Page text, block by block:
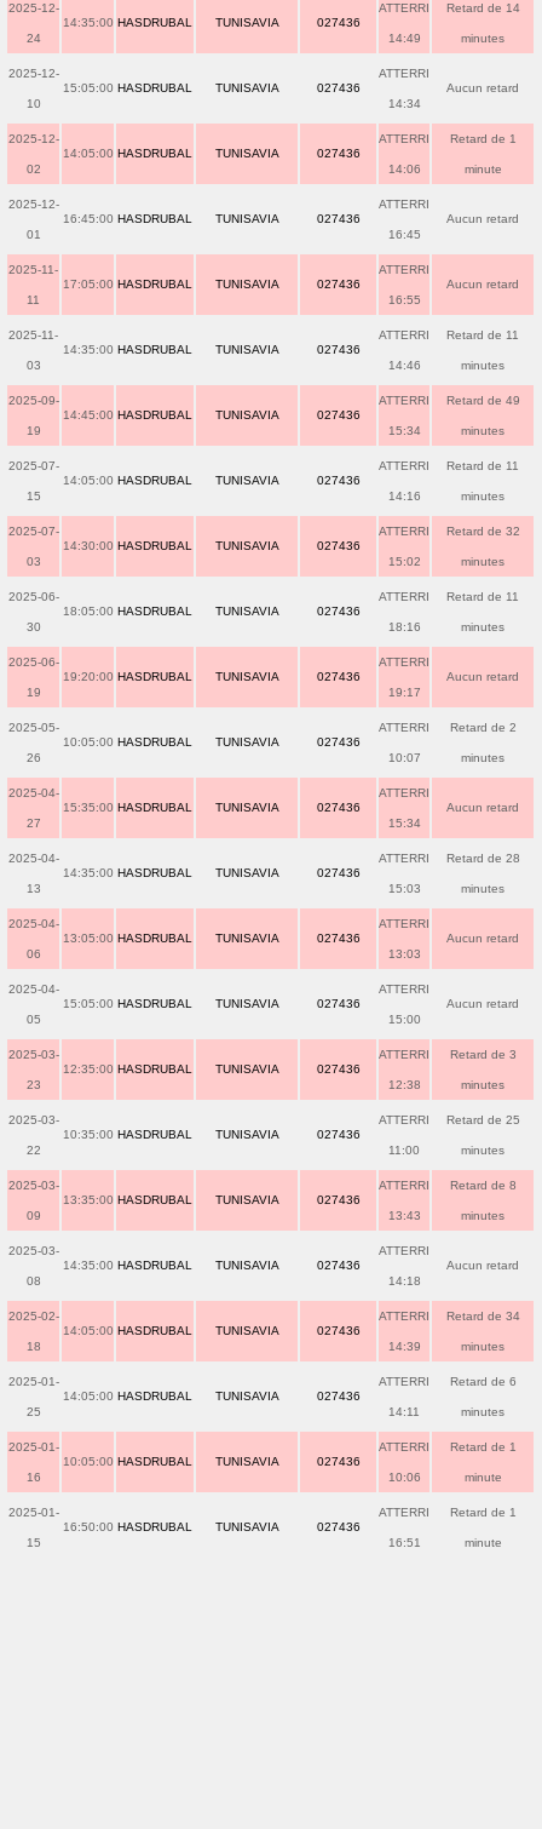
2025-12-
24
14:35:00 HASDRUBAL TUNISAVIA 027436
ATTERRI
14:49
Retard de 14
minutes
2025-12-
10
15:05:00 HASDRUBAL TUNISAVIA 027436
ATTERRI
14:34
Aucun retard
2025-12-
02
14:05:00 HASDRUBAL TUNISAVIA 027436
ATTERRI
14:06
Retard de 1
minute
2025-12-
01
16:45:00 HASDRUBAL TUNISAVIA 027436
ATTERRI
16:45
Aucun retard
2025-11-
11
17:05:00 HASDRUBAL TUNISAVIA 027436
ATTERRI
16:55
Aucun retard
2025-11-
03
14:35:00 HASDRUBAL TUNISAVIA 027436
ATTERRI
14:46
Retard de 11
minutes
2025-09-
19
14:45:00 HASDRUBAL TUNISAVIA 027436
ATTERRI
15:34
Retard de 49
minutes
2025-07-
15
14:05:00 HASDRUBAL TUNISAVIA 027436
ATTERRI
14:16
Retard de 11
minutes
2025-07-
03
14:30:00 HASDRUBAL TUNISAVIA 027436
ATTERRI
15:02
Retard de 32
minutes
2025-06-
30
18:05:00 HASDRUBAL TUNISAVIA 027436
ATTERRI
18:16
Retard de 11
minutes
2025-06-
19
19:20:00 HASDRUBAL TUNISAVIA 027436
ATTERRI
19:17
Aucun retard
2025-05-
26
10:05:00 HASDRUBAL TUNISAVIA 027436
ATTERRI
10:07
Retard de 2
minutes
2025-04-
27
15:35:00 HASDRUBAL TUNISAVIA 027436
ATTERRI
15:34
Aucun retard
2025-04-
13
14:35:00 HASDRUBAL TUNISAVIA 027436
ATTERRI
15:03
Retard de 28
minutes
2025-04-
06
13:05:00 HASDRUBAL TUNISAVIA 027436
ATTERRI
13:03
Aucun retard
2025-04-
05
15:05:00 HASDRUBAL TUNISAVIA 027436
ATTERRI
15:00
Aucun retard
2025-03-
23
12:35:00 HASDRUBAL TUNISAVIA 027436
ATTERRI
12:38
Retard de 3
minutes
2025-03-
22
10:35:00 HASDRUBAL TUNISAVIA 027436
ATTERRI
11:00
Retard de 25
minutes
2025-03-
09
13:35:00 HASDRUBAL TUNISAVIA 027436
ATTERRI
13:43
Retard de 8
minutes
2025-03-
08
14:35:00 HASDRUBAL TUNISAVIA 027436
ATTERRI
14:18
Aucun retard
2025-02-
18
14:05:00 HASDRUBAL TUNISAVIA 027436
ATTERRI
14:39
Retard de 34
minutes
2025-01-
25
14:05:00 HASDRUBAL TUNISAVIA 027436
ATTERRI
14:11
Retard de 6
minutes
2025-01-
16
10:05:00 HASDRUBAL TUNISAVIA 027436
ATTERRI
10:06
Retard de 1
minute
2025-01-
15
16:50:00 HASDRUBAL TUNISAVIA 027436
ATTERRI
16:51
Retard de 1
minute